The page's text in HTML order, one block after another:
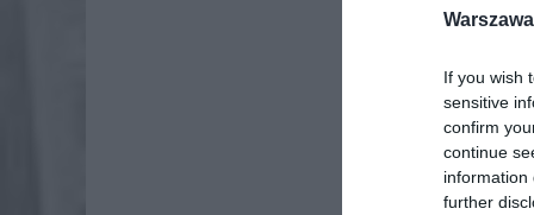
If you wish
sensitive
confirm
continue
information
further